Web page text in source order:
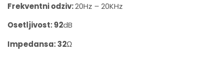
Frekventni odziv:20Hz – 20KHz
Osetljivost: 92dB
Impedansa: 32Ω